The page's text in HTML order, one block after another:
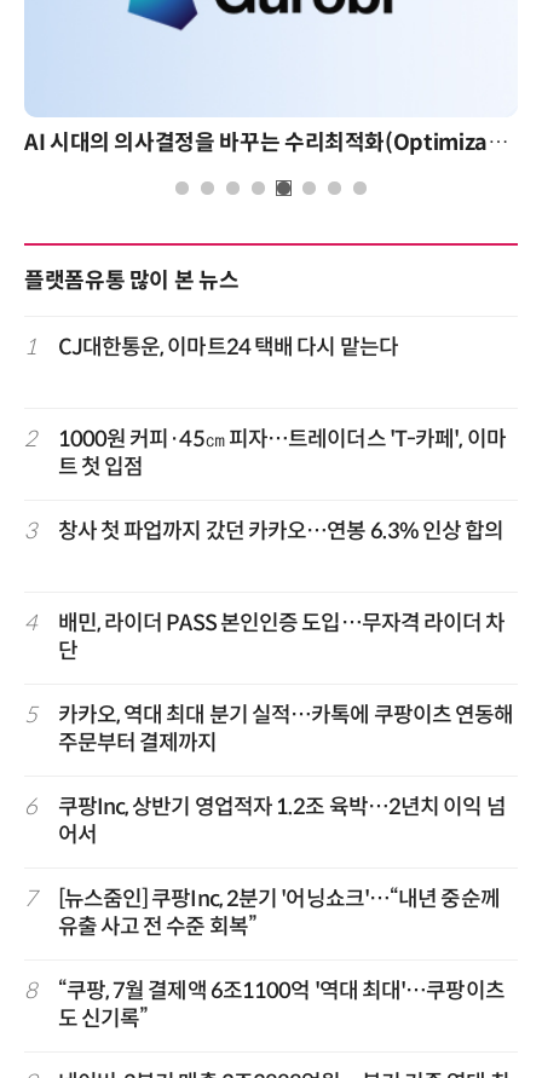
AI 시대의 의사결정을 바꾸는 수리최적화(Optimization): 실제 산업 적용 사례와 활용 전략
플랫폼유통 많이 본 뉴스
1 CJ대한통운, 이마트24 택배 다시 맡는다
2
1000원 커피·45㎝ 피자…트레이더스 'T-카페', 이마
트 첫 입점
3 창사 첫 파업까지 갔던 카카오…연봉 6.3% 인상 합의
4
배민, 라이더 PASS 본인인증 도입…무자격 라이더 차
단
5
카카오, 역대 최대 분기 실적…카톡에 쿠팡이츠 연동해
주문부터 결제까지
6
쿠팡Inc, 상반기 영업적자 1.2조 육박…2년치 이익 넘
어서
7
[뉴스줌인] 쿠팡Inc, 2분기 '어닝쇼크'…“내년 중순께
유출 사고 전 수준 회복”
8
“쿠팡, 7월 결제액 6조1100억 '역대 최대'…쿠팡이츠
도 신기록”